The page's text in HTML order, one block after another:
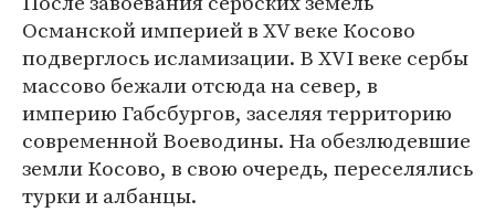
Османской империей в XV веке Косово
подверглось исламизации. В XVI веке сербы
массово бежали отсюда на север, в
империю Габсбургов, заселяя территорию
современной Воеводины. На обезлюдевшие
земли Косово, в свою очередь, переселялись
турки и албанцы.